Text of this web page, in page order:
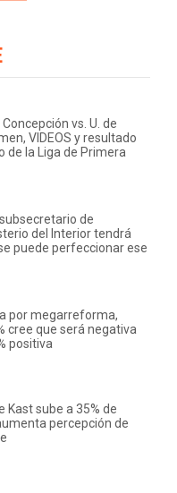
vs. U. de
VIDEOS y resultado
de la Liga de Primera
de
del Interior tendrá
puede perfeccionar ese
por megarreforma,
cree que será negativa
positiva
Kast sube a 35% de
percepción de